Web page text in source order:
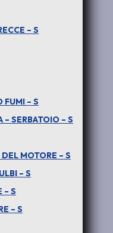
– S
FUMI – S
– SERBATOIO – S
MOTORE – S
– S
– S
– S